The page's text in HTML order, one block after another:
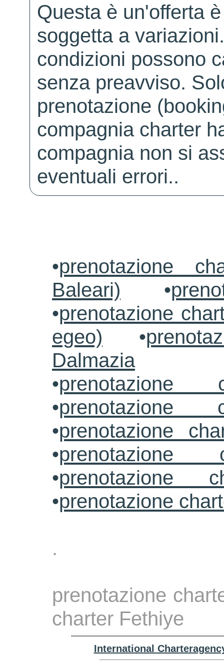
Questa è un'offerta
soggetta a
condizioni possono
senza preavviso.
prenotazione
compagnia charter
compagnia non si
eventuali errori..
•prenotazione
Baleari) •
•prenotazione
egeo) •
Dalmazia
•prenotazione
•prenotazione
•prenotazione
•prenotazione
•prenotazione
•prenotazione
.
prenotazione
charter Fethiye
International